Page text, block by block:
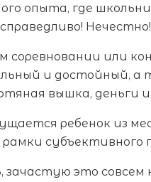
опыта, где
соревновании или
и достойный, а
вышка, деньги и
ребенок из
субъективного
зачастую это совсем